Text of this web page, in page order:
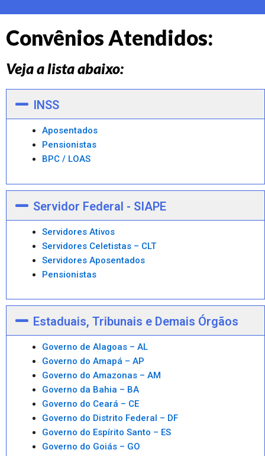
Convênios Atendidos:
Veja a lista abaixo:
INSS
Aposentados
Pensionistas
BPC / LOAS
Servidor Federal - SIAPE
Servidores Ativos
Servidores Celetistas – CLT
Servidores Aposentados
Pensionistas
Estaduais, Tribunais e Demais Órgãos
Governo de Alagoas – AL
Governo do Amapá – AP
Governo do Amazonas – AM
Governo da Bahia – BA
Governo do Ceará – CE
Governo do Distrito Federal – DF
Governo do Espírito Santo – ES
Governo do Goiás – GO